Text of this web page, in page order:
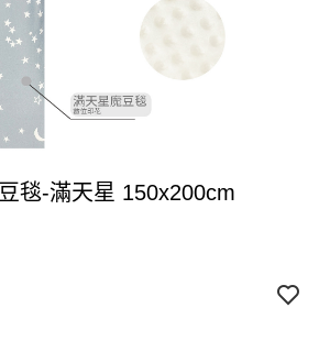
毯-滿天星 150x200cm